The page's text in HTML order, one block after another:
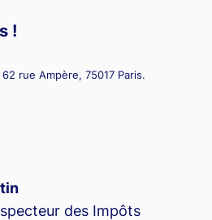
!
rue Ampère, 75017 Paris.
des Impôts